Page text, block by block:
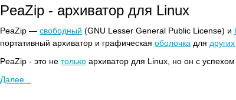
PeaZip - архиватор для Linux
PeaZip — свободный (GNU Lesser General Public License) и
портативный архиватор и графическая оболочка для других
PeaZip - это не только архиватор для Linux, но он с успехом
Далее...